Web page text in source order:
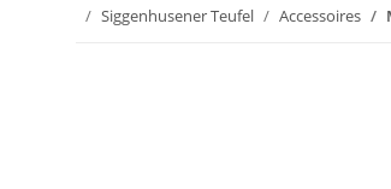
Siggenhusener Teufel Accessoires